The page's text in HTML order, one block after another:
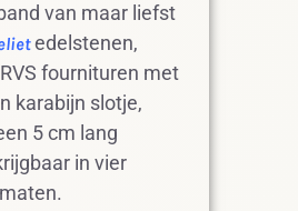
van maar liefst
edelstenen,
fournituren met
karabijn slotje,
5 cm lang
in vier